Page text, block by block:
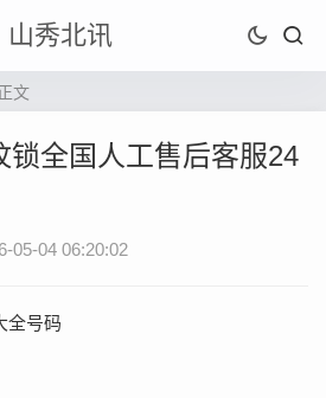
山秀北讯
文
锁全国人工售后客服24
05-04 06:20:02
全号码